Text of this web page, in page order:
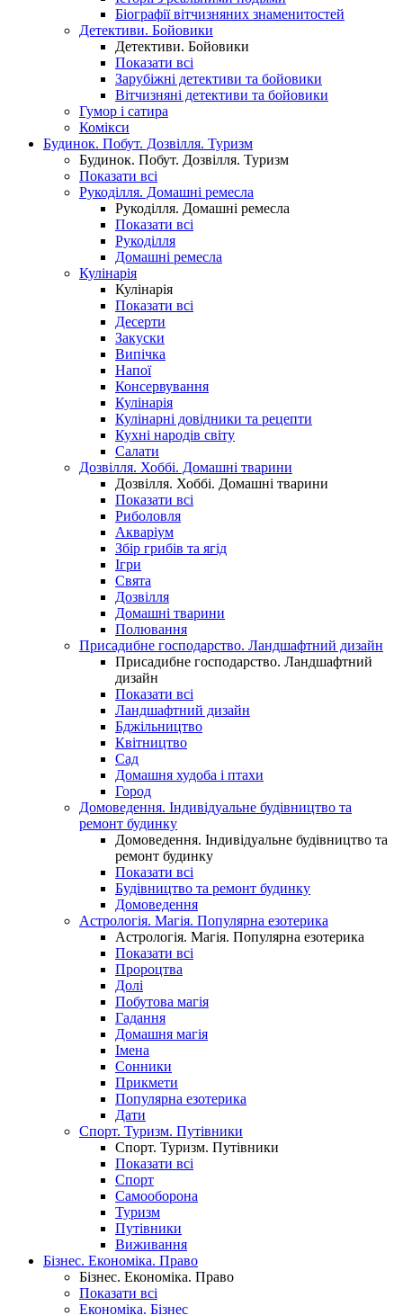
Біографії вітчизняних знаменитостей
Детективи. Бойовики
Детективи. Бойовики
Показати всі
Зарубіжні детективи та бойовики
Вітчизняні детективи та бойовики
Гумор і сатира
Комікси
Будинок. Побут. Дозвілля. Туризм
Будинок. Побут. Дозвілля. Туризм
Показати всі
Рукоділля. Домашні ремесла
Рукоділля. Домашні ремесла
Показати всі
Рукоділля
Домашні ремесла
Кулінарія
Кулінарія
Показати всі
Десерти
Закуски
Випічка
Напої
Консервування
Кулінарія
Кулінарні довідники та рецепти
Кухні народів світу
Салати
Дозвілля. Хоббі. Домашні тварини
Дозвілля. Хоббі. Домашні тварини
Показати всі
Риболовля
Акваріум
Збір грибів та ягід
Ігри
Свята
Дозвілля
Домашні тварини
Полювання
Присадибне господарство. Ландшафтний дизайн
Присадибне господарство. Ландшафтний
дизайн
Показати всі
Ландшафтний дизайн
Бджільництво
Квітництво
Сад
Домашня худоба і птахи
Город
Домоведення. Індивідуальне будівництво та
ремонт будинку
Домоведення. Індивідуальне будівництво та
ремонт будинку
Показати всі
Будівництво та ремонт будинку
Домоведення
Астрологія. Магія. Популярна езотерика
Астрологія. Магія. Популярна езотерика
Показати всі
Пророцтва
Долі
Побутова магія
Гадання
Домашня магія
Імена
Сонники
Прикмети
Популярна езотерика
Дати
Спорт. Туризм. Путівники
Спорт. Туризм. Путівники
Показати всі
Спорт
Самооборона
Туризм
Путівники
Виживання
Бізнес. Економіка. Право
Бізнес. Економіка. Право
Показати всі
Економіка. Бізнес